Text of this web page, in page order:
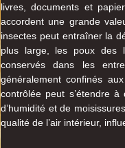
livres, documents et
accordent une grande
insectes peut entraîner la
plus large, les poux des
conservés dans les
généralement confinés
contrôlée peut s’étendre
d’humidité et de
qualité de l’air intérieur,